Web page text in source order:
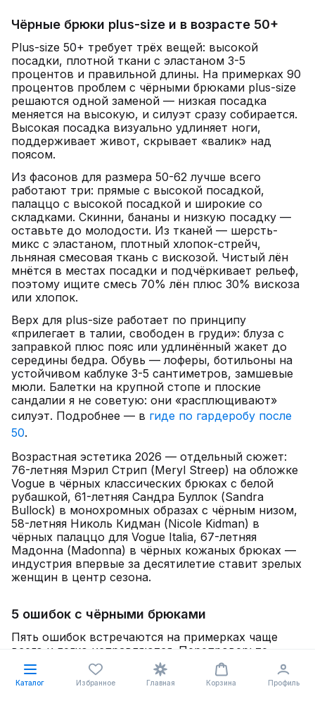
Чёрные брюки plus-size и в возрасте 50+
Plus-size 50+ требует трёх вещей: высокой
посадки, плотной ткани с эластаном 3-5
процентов и правильной длины. На примерках 90
процентов проблем с чёрными брюками plus-size
решаются одной заменой — низкая посадка
меняется на высокую, и силуэт сразу собирается.
Высокая посадка визуально удлиняет ноги,
поддерживает живот, скрывает «валик» над
поясом.
Из фасонов для размера 50-62 лучше всего
работают три: прямые с высокой посадкой,
палаццо с высокой посадкой и широкие со
складками. Скинни, бананы и низкую посадку —
оставьте до молодости. Из тканей — шерсть-
микс с эластаном, плотный хлопок-стрейч,
льняная смесовая ткань с вискозой. Чистый лён
мнётся в местах посадки и подчёркивает рельеф,
поэтому ищите смесь 70% лён плюс 30% вискоза
или хлопок.
Верх для plus-size работает по принципу
«прилегает в талии, свободен в груди»: блуза с
заправкой плюс пояс или удлинённый жакет до
середины бедра. Обувь — лоферы, ботильоны на
устойчивом каблуке 3-5 сантиметров, замшевые
мюли. Балетки на крупной стопе и плоские
сандалии я не советую: они «расплющивают»
силуэт. Подробнее — в гиде по гардеробу после
50.
Возрастная эстетика 2026 — отдельный сюжет:
76-летняя Мэрил Стрип (Meryl Streep) на обложке
Vogue в чёрных классических брюках с белой
рубашкой, 61-летняя Сандра Буллок (Sandra
Bullock) в монохромных образах с чёрным низом,
58-летняя Николь Кидман (Nicole Kidman) в
чёрных палаццо для Vogue Italia, 67-летняя
Мадонна (Madonna) в чёрных кожаных брюках —
индустрия впервые за десятилетие ставит зрелых
женщин в центр сезона.
5 ошибок с чёрными брюками
Пять ошибок встречаются на примерках чаще
всего и легко исправляются. Перепроверьте
перед выходом из дома.
Чёрный плюс чёрный плюс чёрный без фактуры.Total
Каталог Избранное Главная Корзина Профиль